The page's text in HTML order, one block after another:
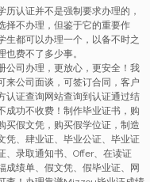
历认证并不是强制要求办理的，
择不办理，但鉴于它的重要作
生都可以办理一个，以备不时之
也费不了多少事。
公司办理，更放心，更安全！我
来公司面谈，可签订合同，客户
认证查询网站查询到认证通过结
成功不收费！制作毕业证书，购
买假文凭，购买假学位证，制造
凭、肆业证、毕业公证、毕业证
、录取通知书、Offer、在读证
成绩单、假文凭、假毕业证、网